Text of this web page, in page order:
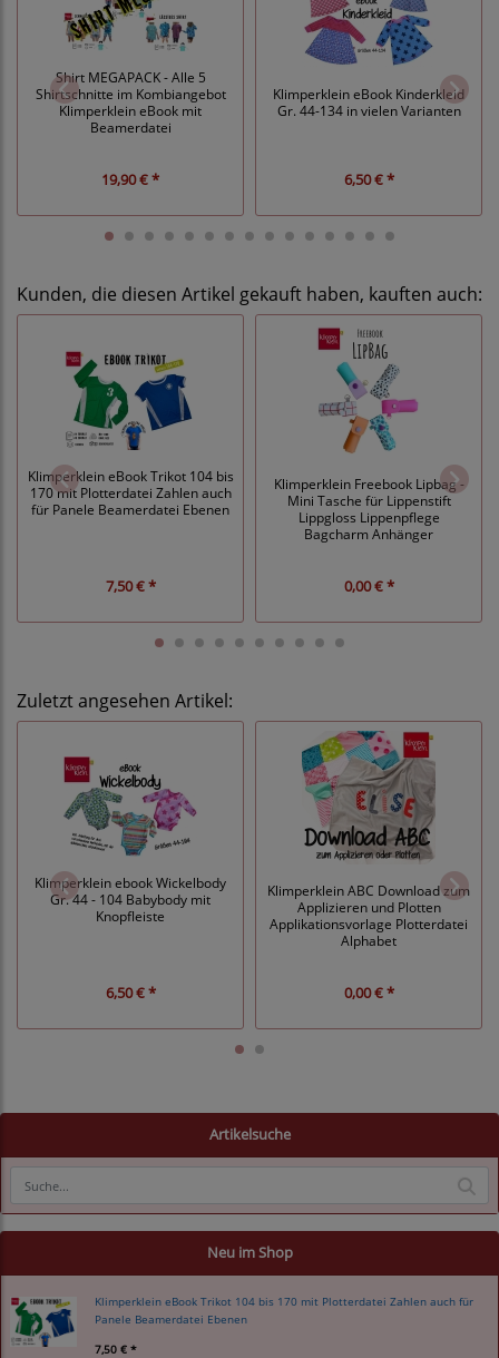
Shirt MEGAPACK - Alle 5
Shirtschnitte im Kombiangebot
Klimperklein eBook mit
Beamerdatei
19,90 € *
Klimperklein eBook Kinderkleid
Gr. 44-134 in vielen Varianten
6,50 € *
Kunden, die diesen Artikel gekauft haben, kauften auch:
Klimperklein eBook Trikot 104 bis
170 mit Plotterdatei Zahlen auch
für Panele Beamerdatei Ebenen
7,50 € *
Klimperklein Freebook Lipbag -
Mini Tasche für Lippenstift
Lippgloss Lippenpflege
Bagcharm Anhänger
0,00 € *
Zuletzt angesehen Artikel:
Klimperklein ebook Wickelbody
Gr. 44 - 104 Babybody mit
Knopfleiste
6,50 € *
Klimperklein ABC Download zum
Applizieren und Plotten
Applikationsvorlage Plotterdatei
Alphabet
0,00 € *
Artikelsuche
Neu im Shop
Klimperklein eBook Trikot 104 bis 170 mit Plotterdatei Zahlen auch für
Panele Beamerdatei Ebenen
7,50 € *